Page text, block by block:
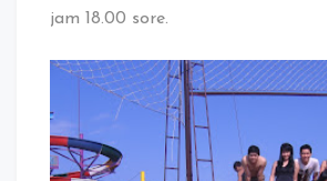
jam 18.00 sore.